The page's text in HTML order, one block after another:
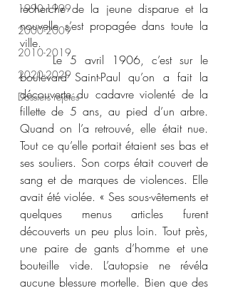
1990-1999
2000-2009
2010-2019
2020-2029
Dossiers rejetés
recherche de la jeune disparue et la
nouvelle s’est propagée dans toute la
ville.
	Le 5 avril 1906, c’est sur le
boulevard Saint-Paul qu’on a fait la
découverte du cadavre violenté de la
fillette de 5 ans, au pied d’un arbre.
Quand on l’a retrouvé, elle était nue.
Tout ce qu’elle portait étaient ses bas et
ses souliers. Son corps était couvert de
sang et de marques de violences. Elle
avait été violée. « Ses sous-vêtements et
quelques menus articles furent
découverts un peu plus loin. Tout près,
une paire de gants d’homme et une
bouteille vide. L’autopsie ne révéla
aucune blessure mortelle. Bien que des